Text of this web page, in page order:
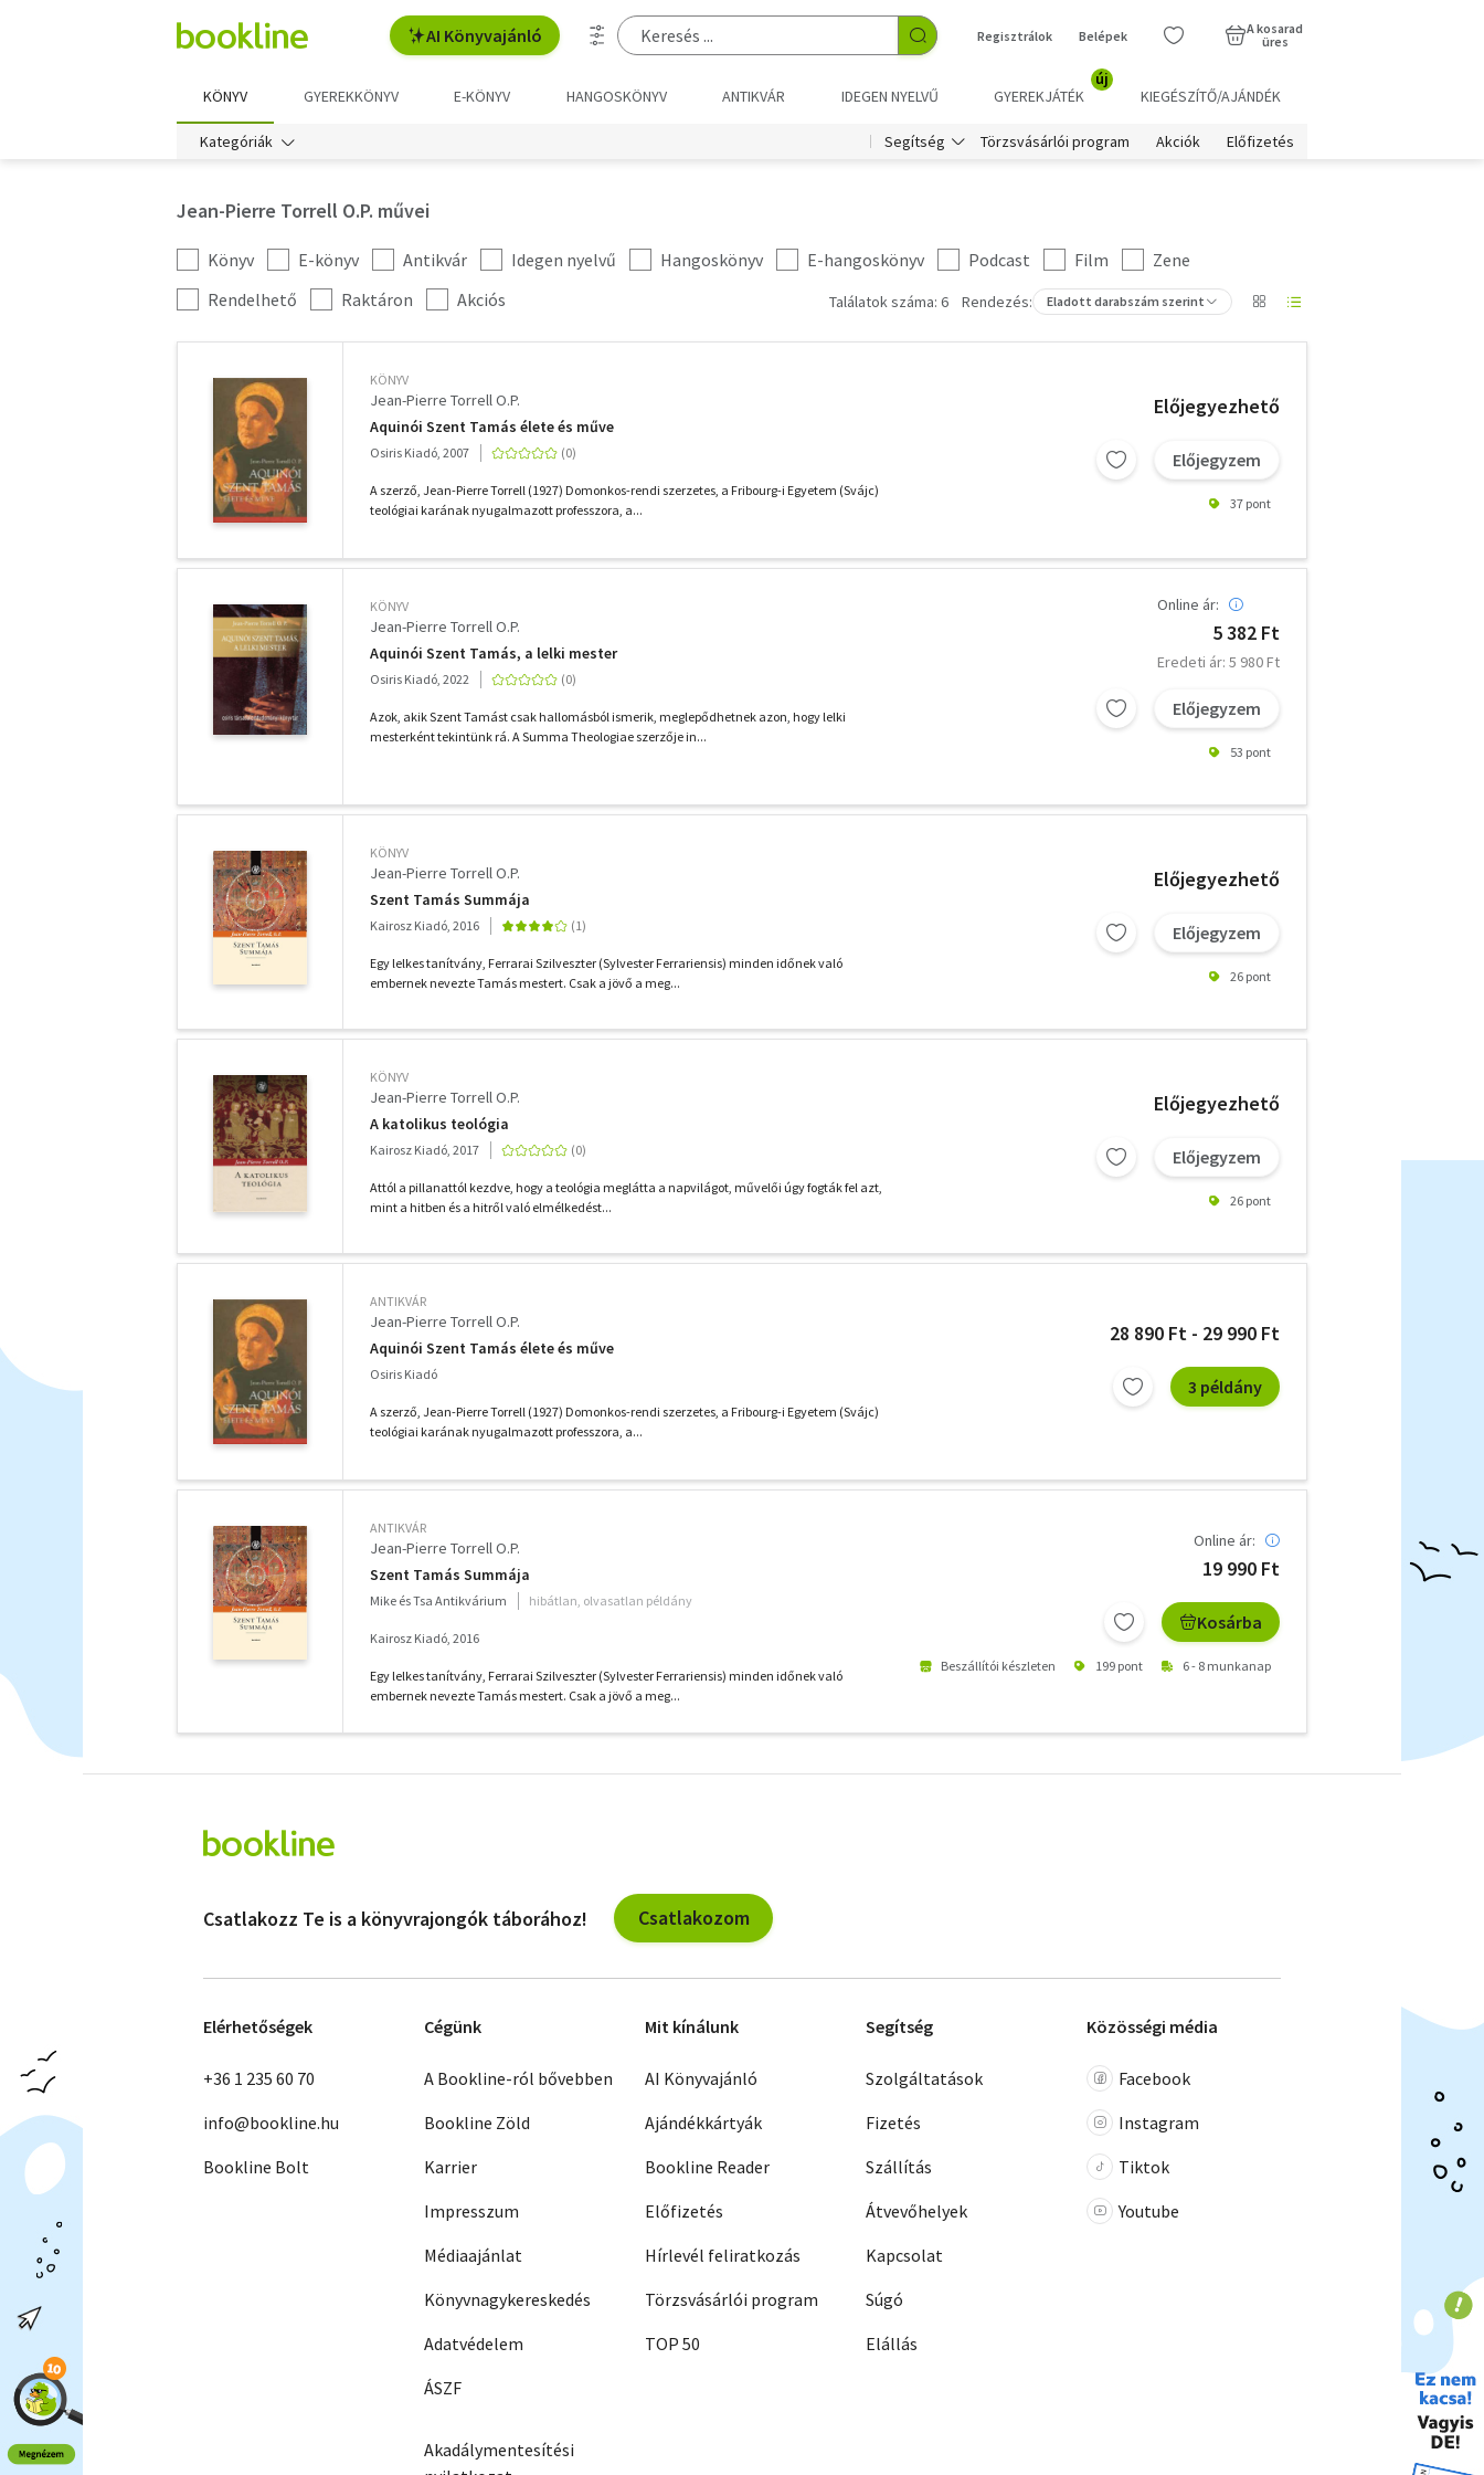
AI Könyvajánló Regisztrálok Belépek
A kosarad
üres
KÖNYV GYEREKKÖNYV E-KÖNYV HANGOSKÖNYV ANTIKVÁR IDEGEN NYELVŰ GYEREKJÁTÉK
új
KIEGÉSZÍTŐ/AJÁNDÉK
Kategóriák Segítség Törzsvásárlói program Akciók Előfizetés
Jean-Pierre Torrell O.P. művei
Kategória
szűrés
Könyv E-könyv Antikvár Idegen nyelvű Hangoskönyv E-hangoskönyv Podcast Film
Zene
További
szűrők
Rendelhető Raktáron Akciós Találatok száma: 6 Rendezés: Eladott darabszám szerint
KÖNYV
Jean-Pierre Torrell O.P.
Aquinói Szent Tamás élete és műve
Osiris Kiadó, 2007
A szerző, Jean-Pierre Torrell (1927) Domonkos-rendi szerzetes, a Fribourg-i Egyetem (Svájc)
teológiai karának nyugalmazott professzora, a...
Előjegyezhető
Előjegyzem
37 pont
KÖNYV
Jean-Pierre Torrell O.P.
Aquinói Szent Tamás, a lelki mester
Osiris Kiadó, 2022
Azok, akik Szent Tamást csak hallomásból ismerik, meglepődhetnek azon, hogy lelki
mesterként tekintünk rá. A Summa Theologiae szerzője in...
Online ár:
5 382 Ft
Eredeti ár: 5 980 Ft
Előjegyzem
53 pont
KÖNYV
Jean-Pierre Torrell O.P.
Szent Tamás Summája
Kairosz Kiadó, 2016
Egy lelkes tanítvány, Ferrarai Szilveszter (Sylvester Ferrariensis) minden időnek való
embernek nevezte Tamás mestert. Csak a jövő a meg...
Előjegyezhető
Előjegyzem
26 pont
KÖNYV
Jean-Pierre Torrell O.P.
A katolikus teológia
Kairosz Kiadó, 2017
Attól a pillanattól kezdve, hogy a teológia meglátta a napvilágot, művelői úgy fogták fel azt,
mint a hitben és a hitről való elmélkedést...
Előjegyezhető
Előjegyzem
26 pont
ANTIKVÁR
Jean-Pierre Torrell O.P.
Aquinói Szent Tamás élete és műve
Osiris Kiadó
A szerző, Jean-Pierre Torrell (1927) Domonkos-rendi szerzetes, a Fribourg-i Egyetem (Svájc)
teológiai karának nyugalmazott professzora, a...
28 890 Ft - 29 990 Ft
3 példány
ANTIKVÁR
Jean-Pierre Torrell O.P.
Szent Tamás Summája
Mike és Tsa Antikvárium hibátlan, olvasatlan példány
Kairosz Kiadó, 2016
Egy lelkes tanítvány, Ferrarai Szilveszter (Sylvester Ferrariensis) minden időnek való
embernek nevezte Tamás mestert. Csak a jövő a meg...
Online ár:
19 990 Ft
Kosárba
Beszállítói készleten 199 pont 6 - 8 munkanap
szűrők
Csatlakozz Te is a könyvrajongók táborához! Csatlakozom
Elérhetőségek
+36 1 235 60 70
info@bookline.hu
Bookline Bolt
Cégünk
A Bookline-ról bővebben
Bookline Zöld
Karrier
Impresszum
Médiaajánlat
Könyvnagykereskedés
Adatvédelem
ÁSZF
Akadálymentesítési
Mit kínálunk
AI Könyvajánló
Ajándékkártyák
Bookline Reader
Előfizetés
Hírlevél feliratkozás
Törzsvásárlói program
TOP 50
Segítség
Szolgáltatások
Fizetés
Szállítás
Átvevőhelyek
Kapcsolat
Súgó
Elállás
Közösségi média
Facebook
Instagram
Tiktok
Youtube